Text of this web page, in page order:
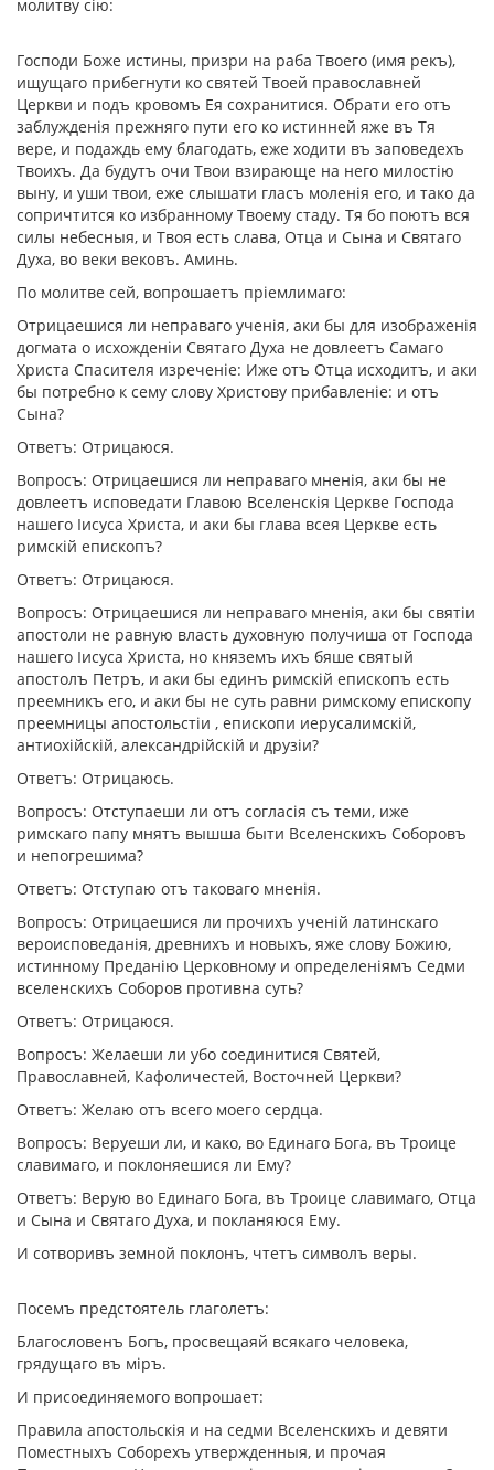
молитву сiю:
Господи Боже истины, призри на раба Твоего (имя рекъ),
ищущаго прибегнути ко святей Твоей православней
Церкви и подъ кровомъ Ея сохранитися. Обрати его отъ
заблужденiя прежняго пути его ко истинней яже въ Тя
вере, и подаждь ему благодать, еже ходити въ заповедехъ
Твоихъ. Да будутъ очи Твои взирающе на него милостiю
выну, и уши твои, еже слышати гласъ моленiя его, и тако да
сопричтится ко избранному Твоему стаду. Тя бо поютъ вся
силы небесныя, и Твоя есть слава, Отца и Сына и Святаго
Духа, во веки вековъ. Аминь.
По молитве сей, вопрошаетъ прiемлимаго:
Отрицаешися ли неправаго ученiя, аки бы для изображенiя
догмата о исхожденiи Святаго Духа не довлеетъ Самаго
Христа Спасителя изреченiе: Иже отъ Отца исходитъ, и аки
бы потребно к сему слову Христову прибавленiе: и отъ
Сына?
Ответъ: Отрицаюся.
Вопросъ: Отрицаешися ли неправаго мненiя, аки бы не
довлеетъ исповедати Главою Вселенскiя Церкве Господа
нашего Iисуса Христа, и аки бы глава всея Церкве есть
римскiй епископъ?
Ответъ: Отрицаюся.
Вопросъ: Отрицаешися ли неправаго мненiя, аки бы святiи
апостоли не равную власть духовную получиша от Господа
нашего Iисуса Христа, но княземъ ихъ бяше святый
апостолъ Петръ, и аки бы единъ римскiй епископъ есть
преемникъ его, и аки бы не суть равни римскому епископу
преемницы апостольстiи , епископи иерусалимскiй,
антиохiйскiй, александрiйскiй и друзiи?
Ответъ: Отрицаюсь.
Вопросъ: Отступаеши ли отъ согласiя съ теми, иже
римскаго папу мнятъ вышша быти Вселенскихъ Соборовъ
и непогрешима?
Ответъ: Отступаю отъ таковаго мненiя.
Вопросъ: Отрицаешися ли прочихъ ученiй латинскаго
вероисповеданiя, древнихъ и новыхъ, яже слову Божию,
истинному Преданiю Церковному и определенiямъ Седми
вселенскихъ Соборов противна суть?
Ответъ: Отрицаюся.
Вопросъ: Желаеши ли убо соединитися Святей,
Православней, Кафоличестей, Восточней Церкви?
Ответъ: Желаю отъ всего моего сердца.
Вопросъ: Веруеши ли, и како, во Единаго Бога, въ Троице
славимаго, и поклоняешися ли Ему?
Ответъ: Верую во Единаго Бога, въ Троице славимаго, Отца
и Сына и Святаго Духа, и покланяюся Ему.
И сотворивъ земной поклонъ, чтетъ символъ веры.
Посемъ предстоятель глаголетъ:
Благословенъ Богъ, просвещаяй всякаго человека,
грядущаго въ мiръ.
И присоединяемого вопрошает:
Правила апостольскiя и на седми Вселенскихъ и девяти
Поместныхъ Соборехъ утвержденныя, и прочая